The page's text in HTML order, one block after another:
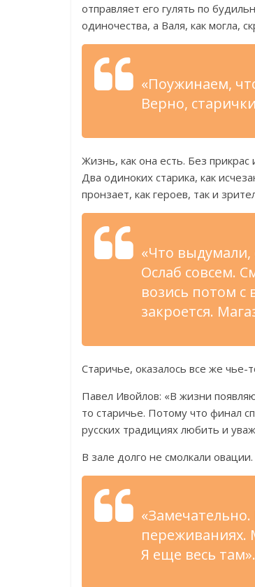
отправляет его гулять по
одиночества, а Валя, как могла,
«Поужинаем,
Верно,
Жизнь, как она есть. Без
Два одиноких старика, как
пронзает, как героев, так и
«Что
Ослаб совсем.
возись потом с
закроется.
Старичье, оказалось все же чье-
Павел Ивойлов: «В жизни
то старичье. Потому что финал
русских традициях любить и
В зале долго не смолкали овации.
переживаниях.
Я еще весь там».